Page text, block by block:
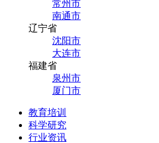
常州市
南通市
辽宁省
沈阳市
大连市
福建省
泉州市
厦门市
教育培训
科学研究
行业资讯